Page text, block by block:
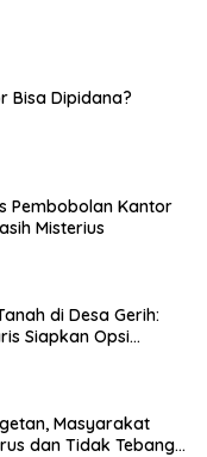
Bisa Dipidana?
Pembobolan Kantor
Misterius
di Desa Gerih:
Siapkan Opsi
Masyarakat
dan Tidak Tebang